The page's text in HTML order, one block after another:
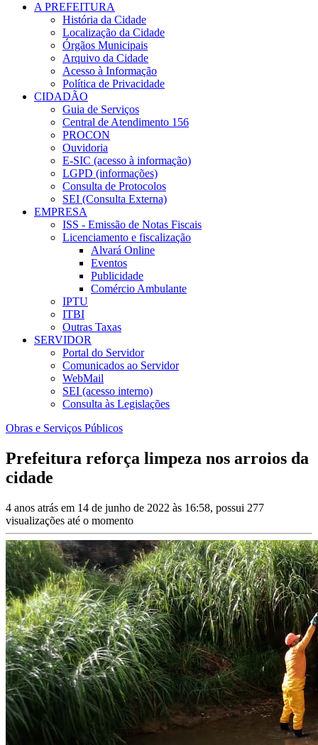
A PREFEITURA
História da Cidade
Localização da Cidade
Órgãos Municipais
Arquivo da Cidade
Acesso à Informação
Política de Privacidade
CIDADÃO
Guia de Serviços
Central de Atendimento 156
PROCON
Ouvidoria
E-SIC (acesso à informação)
LGPD (informações)
Consulta de Protocolos
SEI (Consulta Externa)
EMPRESA
ISS - Emissão de Notas Fiscais
Licenciamento e fiscalização
Alvará Online
Eventos
Publicidade
Comércio Ambulante
IPTU
ITBI
Outras Taxas
SERVIDOR
Portal do Servidor
Comunicados ao Servidor
WebMail
SEI (acesso interno)
Consulta às Legislações
Obras e Serviços Públicos
Prefeitura reforça limpeza nos arroios da
cidade
4 anos atrás em 14 de junho de 2022 às 16:58, possui 277
visualizações até o momento